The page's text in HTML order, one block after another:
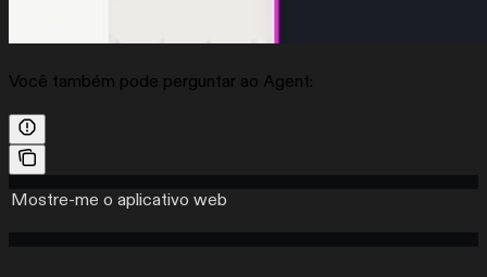
Você também pode perguntar ao Agent:
Mostre-me o aplicativo web